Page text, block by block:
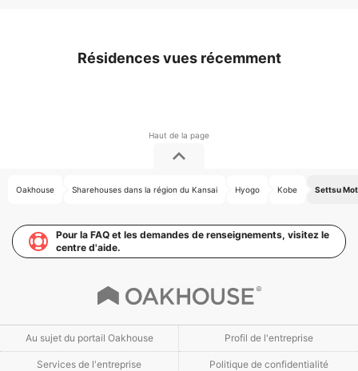
Résidences vues récemment
Oakhouse Sharehouses dans la région du Kansai Hyogo Kobe Settsu
Pour la FAQ et les demandes de renseignements, visitez le
centre d'aide.
Au sujet du portail Oakhouse Profil de l'entreprise
Services de l'entreprise Politique de confidentialité